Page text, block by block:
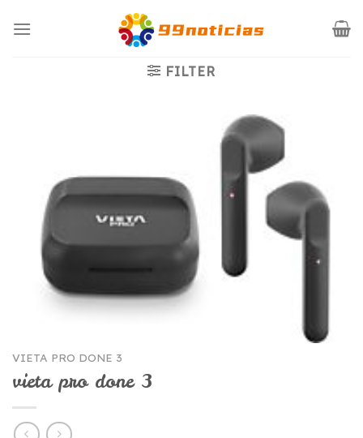
FILTER
VIETA PRO DONE 3
vieta pro done 3